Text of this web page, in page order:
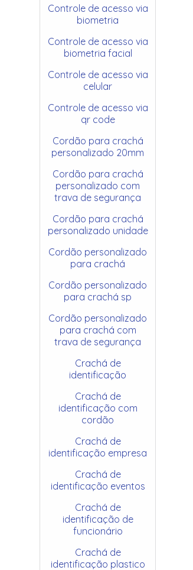
Controle de acesso via
biometria
Controle de acesso via
biometria facial
Controle de acesso via
celular
Controle de acesso via
qr code
Cordão para crachá
personalizado 20mm
Cordão para crachá
personalizado com
trava de segurança
Cordão para crachá
personalizado unidade
Cordão personalizado
para crachá
Cordão personalizado
para crachá sp
Cordão personalizado
para crachá com
trava de segurança
Crachá de
identificação
Crachá de
identificação com
cordão
Crachá de
identificação empresa
Crachá de
identificação eventos
Crachá de
identificação de
funcionário
Crachá de
identificação plastico